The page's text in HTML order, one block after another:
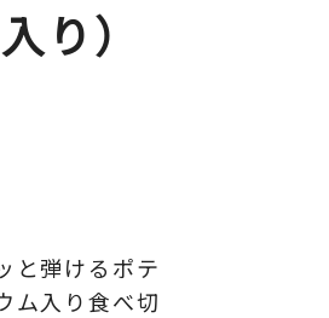
り）
と弾けるポテ
ム入り食べ切